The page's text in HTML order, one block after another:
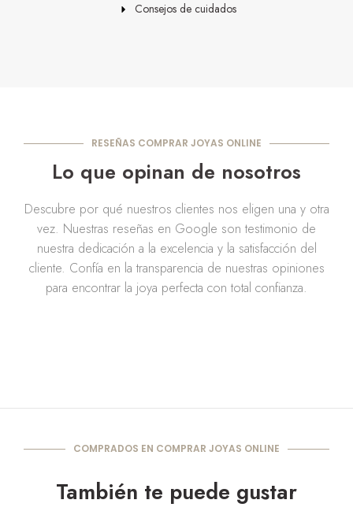
Consejos de cuidados
RESEÑAS COMPRAR JOYAS ONLINE
Lo que opinan de nosotros
Descubre por qué nuestros clientes nos eligen una y otra
vez. Nuestras reseñas en Google son testimonio de
nuestra dedicación a la excelencia y la satisfacción del
cliente. Confía en la transparencia de nuestras opiniones
para encontrar la joya perfecta con total confianza.
COMPRADOS EN COMPRAR JOYAS ONLINE
También te puede gustar